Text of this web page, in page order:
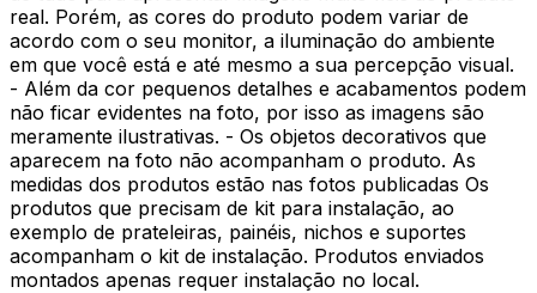
real. Porém, as cores do produto podem variar de
acordo com o seu monitor, a iluminação do ambiente
em que você está e até mesmo a sua percepção visual.
- Além da cor pequenos detalhes e acabamentos podem
não ficar evidentes na foto, por isso as imagens são
meramente ilustrativas. - Os objetos decorativos que
aparecem na foto não acompanham o produto. As
medidas dos produtos estão nas fotos publicadas Os
produtos que precisam de kit para instalação, ao
exemplo de prateleiras, painéis, nichos e suportes
acompanham o kit de instalação. Produtos enviados
montados apenas requer instalação no local.